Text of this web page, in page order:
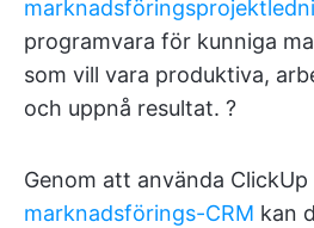
programvara för kunniga
som vill vara produktiva,
och uppnå resultat. ?
Genom att använda
marknadsförings-CRM kan